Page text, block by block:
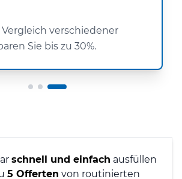
verschiedener
Sie bis zu 30%.
schnell und einfach ausfüllen
5 Offerten von routinierten